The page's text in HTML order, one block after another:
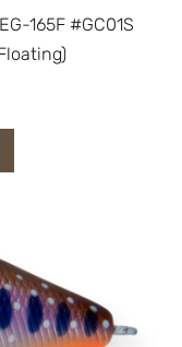
165F #GC01S